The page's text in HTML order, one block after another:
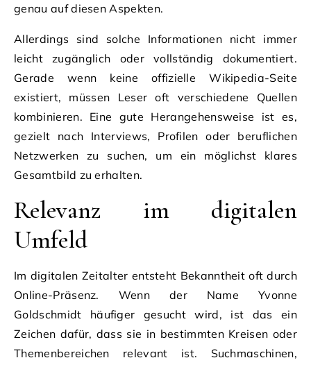
genau auf diesen Aspekten.
Allerdings sind solche Informationen nicht immer
leicht zugänglich oder vollständig dokumentiert.
Gerade wenn keine offizielle Wikipedia-Seite
existiert, müssen Leser oft verschiedene Quellen
kombinieren. Eine gute Herangehensweise ist es,
gezielt nach Interviews, Profilen oder beruflichen
Netzwerken zu suchen, um ein möglichst klares
Gesamtbild zu erhalten.
Relevanz im digitalen
Umfeld
Im digitalen Zeitalter entsteht Bekanntheit oft durch
Online-Präsenz. Wenn der Name Yvonne
Goldschmidt häufiger gesucht wird, ist das ein
Zeichen dafür, dass sie in bestimmten Kreisen oder
Themenbereichen relevant ist. Suchmaschinen,